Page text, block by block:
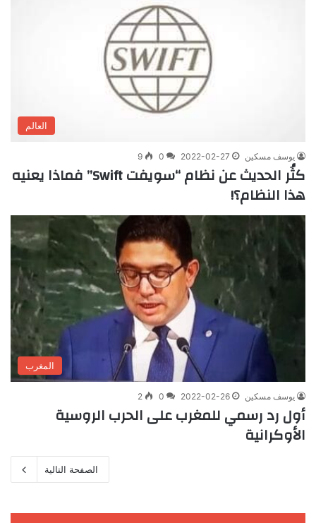
العالم
يوسف مسكين 2022-02-27
0
9
كثُر الحديث عن نظام “سويفت Swift” فماذا يعنيه
هذا النظام؟!
المغرب
يوسف مسكين 2022-02-26
0
2
أول رد رسمي للمغرب على الحرب الروسية
الأوكرانية
الصفحة التالية